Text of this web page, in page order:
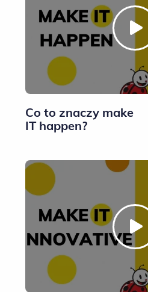
Co to znaczy make
IT happen?